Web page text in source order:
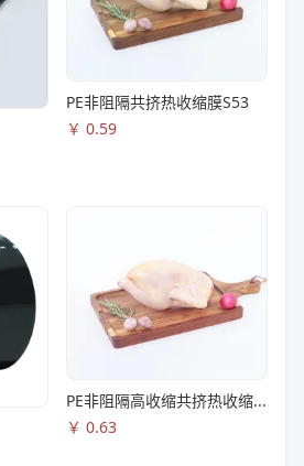
PE非阻隔共挤热收缩膜S53
￥ 0.59
PE非阻隔高收缩共挤热收缩膜S83
￥ 0.63